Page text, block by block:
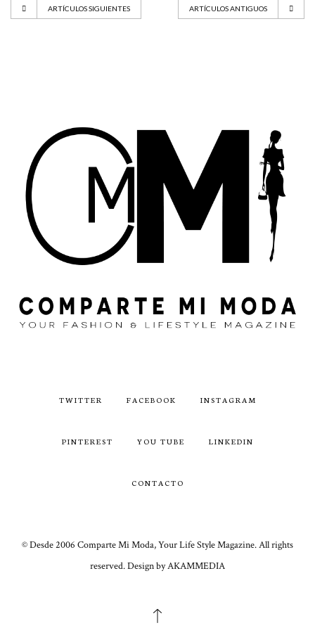
ARTÍCULOS SIGUIENTES ARTÍCULOS ANTIGUOS
TWITTER FACEBOOK INSTAGRAM
PINTEREST YOU TUBE LINKEDIN
CONTACTO
© Desde 2006 Comparte Mi Moda, Your Life Style Magazine. All rights
reserved. Design by AKAMMEDIA